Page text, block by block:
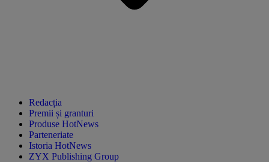
Redacția
Premii și granturi
Produse HotNews
Parteneriate
Istoria HotNews
ZYX Publishing Group